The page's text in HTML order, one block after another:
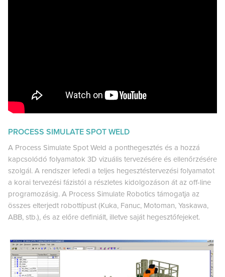
PROCESS SIMULATE SPOT WELD
A Process Simulate Spot Weld a ponthegesztés és a hozzá
kapcsolódó folyamatok 3D vizuális tervezésére és ellenőrzésére
szolgál. A rendszer lefedi a teljes hegesztéstervezési folyamatot
a korai tervezési fázistól a részletes kidolgozáson át az off-line
programozásig. A Process Simulate Robotics támogatja az
összes elterjedt robottípust (Kuka, Fanuc, Motoman, Yaskawa,
ABB, stb.), és az előre definiált, illetve saját hegesztőfejeket.